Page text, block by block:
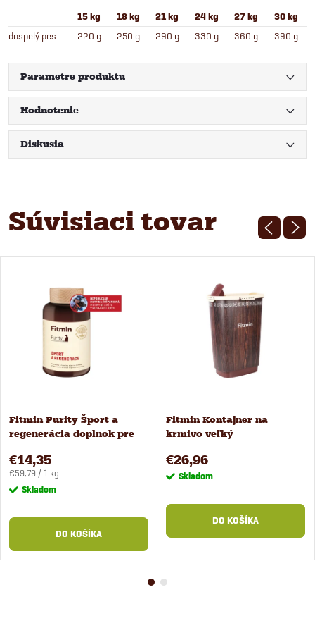
15 kg 18 kg 21 kg 24 kg 27 kg 30 kg
dospelý pes 220 g 250 g 290 g 330 g 360 g 390 g
Parametre produktu
Hodnotenie
Diskusia
Súvisiaci tovar
Fitmin Purity Šport a
regenerácia doplnok pre
€14,35
Jednotková
cena:
€59,79 / 1 kg
Skladom
DO KOŠÍKA
Fitmin Kontajner na
krmivo veľký
€26,96
Skladom
DO KOŠÍKA